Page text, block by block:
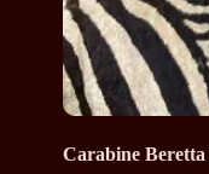
Carabine